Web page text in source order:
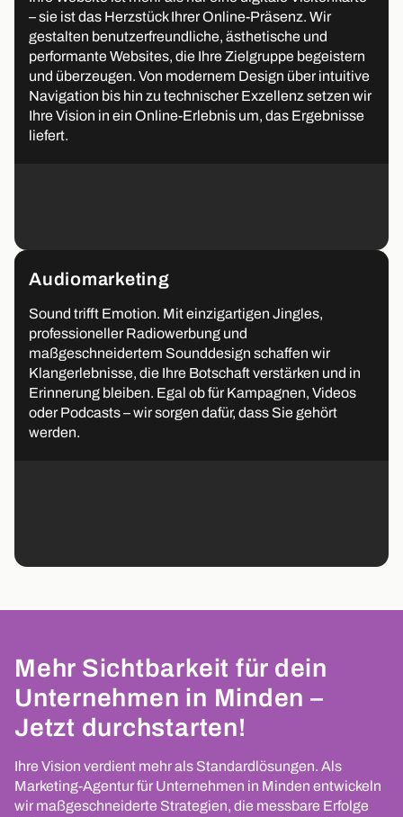
– sie ist das Herzstück Ihrer Online-Präsenz. Wir
gestalten benutzerfreundliche, ästhetische und
performante Websites, die Ihre Zielgruppe begeistern
und überzeugen. Von modernem Design über intuitive
Navigation bis hin zu technischer Exzellenz setzen wir
Ihre Vision in ein Online-Erlebnis um, das Ergebnisse
liefert.
Audiomarketing
Sound trifft Emotion. Mit einzigartigen Jingles,
professioneller Radiowerbung und
maßgeschneidertem Sounddesign schaffen wir
Klangerlebnisse, die Ihre Botschaft verstärken und in
Erinnerung bleiben. Egal ob für Kampagnen, Videos
oder Podcasts – wir sorgen dafür, dass Sie gehört
werden.
Mehr Sichtbarkeit für dein
Unternehmen in Minden –
Jetzt durchstarten!
Ihre Vision verdient mehr als Standardlösungen. Als
Marketing-Agentur für Unternehmen in Minden entwickeln
wir maßgeschneiderte Strategien, die messbare Erfolge